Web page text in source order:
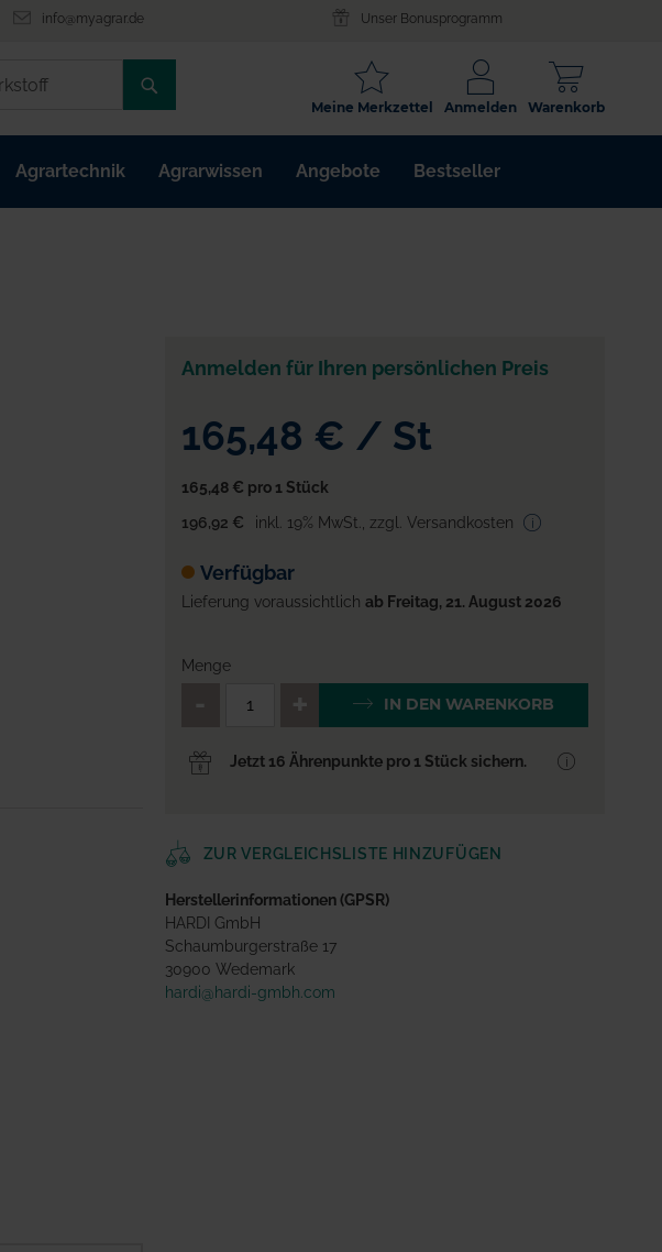
info@myagrar.de Unser Bonusprogramm
/
ARTIKELNR.
/
Warenkorb
Anmelden
Meine Merkzettel
Agrartechnik Agrarwissen Angebote Bestseller
Anmelden für Ihren persönlichen Preis
165,48 € / St
165,48 € pro 1 Stück
196,92 €
inkl. 19% MwSt. zzgl. Versandkosten
Verfügbar
Lieferung voraussichtlich ab Freitag, 21. August 2026
Menge
QTY_CONTROL_DECREASE
IN DEN WARENKORB
Jetzt 16 Ährenpunkte pro 1 Stück sichern.
ZUR VERGLEICHSLISTE HINZUFÜGEN
Herstellerinformationen (GPSR)
HARDI GmbH
Schaumburgerstraße 17
30900 Wedemark
hardi@hardi-gmbh.com